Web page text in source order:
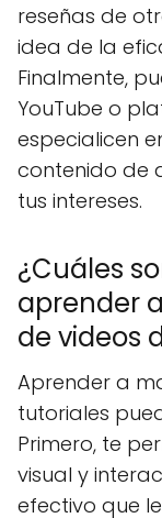
reseñas de
idea de la
Finalmente,
YouTube o
especialicen
contenido de
tus intereses.
¿Cuáles
aprender
de videos
Aprender a
tutoriales
Primero, te
visual y
efectivo que